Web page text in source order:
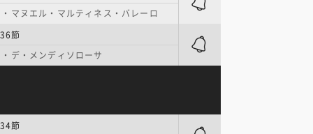
マヌエル・マルティネス・バレーロ
節
デ・メンディソローサ
節